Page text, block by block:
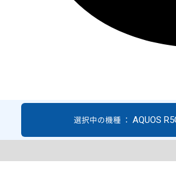
選択中の機種 ： AQUOS